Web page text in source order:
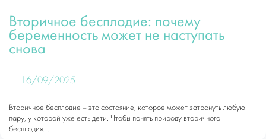
Вторичное бесплодие: почему
беременность может не наступать
снова
16/09/2025
Вторичное бесплодие – это состояние, которое может затронуть любую
пару, у которой уже есть дети. Чтобы понять природу вторичного
бесплодия...